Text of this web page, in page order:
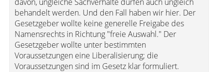
behandelt werden. Und den Fall haben wir hier. Der
Gesetzgeber wollte keine generelle Freigabe des
Namensrechts in Richtung "freie Auswahl." Der
Gesetzgeber wollte unter bestimmten
Voraussetzungen eine Liberalisierung; die
Voraussetzungen sind im Gesetz klar formuliert.